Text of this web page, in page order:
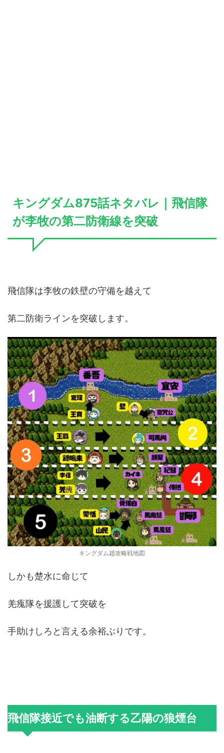
キングダム875話ネタバレ｜飛信隊
が李牧の第二防衛線を突破
飛信隊は李牧の鉄壁の守備を越えて
第二防衛ラインを突破します。
キングダム趙攻略戦地図
しかも楚水に命じて
羌瘣隊を援護して突破を
手助けしろと言える余裕ぶりです。
飛信隊接近でも油断する乙陽の狼煙台